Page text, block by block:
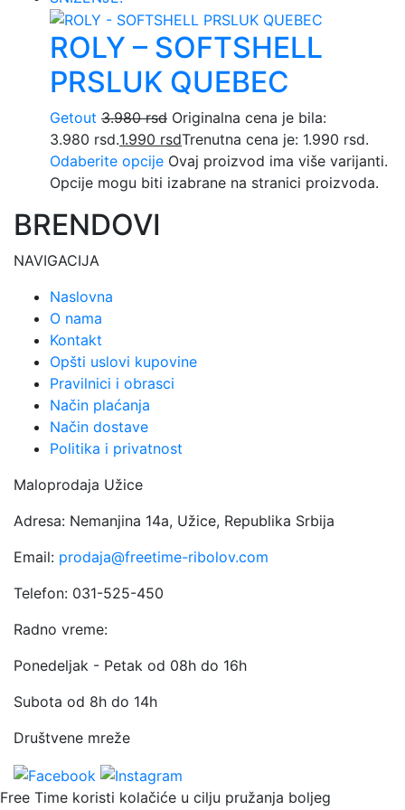
ROLY – SOFTSHELL
PRSLUK QUEBEC
Getout 3.980rsd Originalna cena je bila:
3.980 rsd.1.990 rsdTrenutna cena je: 1.990 rsd.
Odaberite opcije Ovaj proizvod ima više varijanti.
Opcije mogu biti izabrane na stranici proizvoda.
BRENDOVI
NAVIGACIJA
Naslovna
O nama
Kontakt
Opšti uslovi kupovine
Pravilnici i obrasci
Način plaćanja
Način dostave
Politika i privatnost
Maloprodaja Užice
Adresa: Nemanjina 14a, Užice, Republika Srbija
Email: prodaja@freetime-ribolov.com
Telefon: 031-525-450
Radno vreme:
Ponedeljak - Petak od 08h do 16h
Subota od 8h do 14h
Društvene mreže
Free Time koristi kolačiće u cilju pružanja boljeg